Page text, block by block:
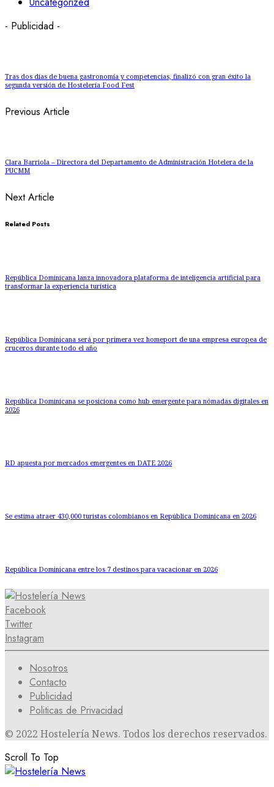
- Publicidad -
Tras dos días de buena gastronomía y competencias, finalizó con gran éxito la
segunda versión de Hostelería Food Fest
Previous Article
Clara Barriola – Directora del Departamento de Administración Hotelera de la
PUCMM
Next Article
Related Posts
República Dominicana lanza innovadora plataforma de inteligencia artificial para
transformar la experiencia turística
República Dominicana será por primera vez homeport de una empresa europea de
cruceros durante todo el año
República Dominicana se posiciona como hub emergente para nómadas digitales en
2026
RD apuesta por mercados emergentes en DATE 2026
Se estima atraer 430,000 turistas colombianos en República Dominicana en 2026
República Dominicana entre los 7 destinos para vacacionar en 2026
Facebook
Twitter
Instagram
Nosotros
Contacto
Publicidad
Politicas de Privacidad
© 2022 Hostelería News. Todos los derechos reservados.
Scroll To Top